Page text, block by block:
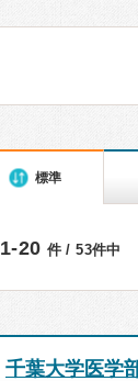
標準
1-20 件 / 53件中
千葉大学医学